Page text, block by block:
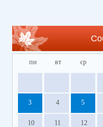
пн вт ср
3 4 5
10 11 12